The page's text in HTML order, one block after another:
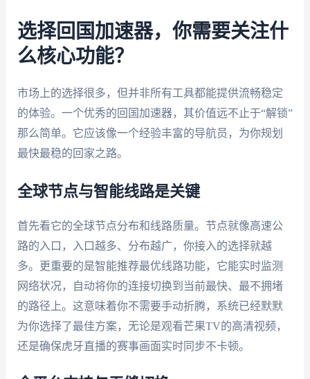
选择回国加速器，你需要关注什
么核心功能？
市场上的选择很多，但并非所有工具都能提供流畅稳定
的体验。一个优秀的回国加速器，其价值远不止于“解锁”
那么简单。它应该像一个经验丰富的导航员，为你规划
最快最稳的回家之路。
全球节点与智能线路是关键
首先看它的全球节点分布和线路质量。节点就像高速公
路的入口，入口越多、分布越广，你接入的选择就越
多。更重要的是智能推荐最优线路功能，它能实时监测
网络状况，自动将你的连接切换到当前最快、最不拥堵
的路径上。这意味着你不需要手动折腾，系统已经默默
为你选择了最佳方案，无论是观看芒果TV的高清视频，
还是确保虎牙直播的赛事画面实时同步不卡顿。